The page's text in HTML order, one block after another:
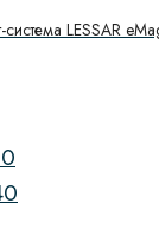
LESSAR